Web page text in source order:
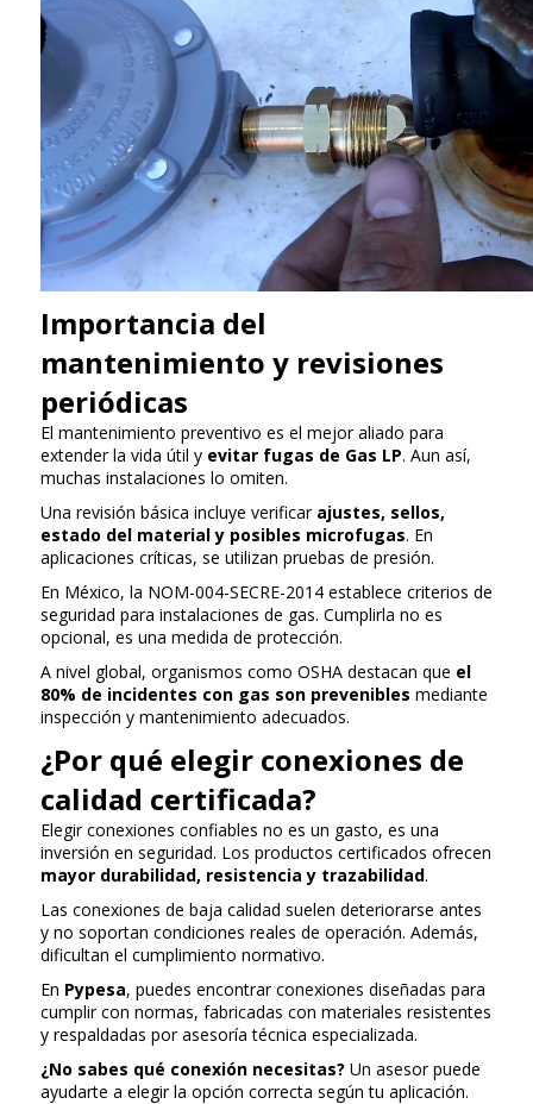
Importancia del
mantenimiento y revisiones
periódicas
El mantenimiento preventivo es el mejor aliado para
extender la vida útil y evitar fugas de Gas LP. Aun así,
muchas instalaciones lo omiten.
Una revisión básica incluye verificar ajustes, sellos,
estado del material y posibles microfugas. En
aplicaciones críticas, se utilizan pruebas de presión.
En México, la NOM-004-SECRE-2014 establece criterios de
seguridad para instalaciones de gas. Cumplirla no es
opcional, es una medida de protección.
A nivel global, organismos como OSHA destacan que el
80% de incidentes con gas son prevenibles mediante
inspección y mantenimiento adecuados.
¿Por qué elegir conexiones de
calidad certificada?
Elegir conexiones confiables no es un gasto, es una
inversión en seguridad. Los productos certificados ofrecen
mayor durabilidad, resistencia y trazabilidad.
Las conexiones de baja calidad suelen deteriorarse antes
y no soportan condiciones reales de operación. Además,
dificultan el cumplimiento normativo.
En Pypesa, puedes encontrar conexiones diseñadas para
cumplir con normas, fabricadas con materiales resistentes
y respaldadas por asesoría técnica especializada.
¿No sabes qué conexión necesitas? Un asesor puede
ayudarte a elegir la opción correcta según tu aplicación.